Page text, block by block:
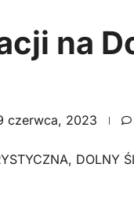
na
czerwca, 2023
, DOLNY